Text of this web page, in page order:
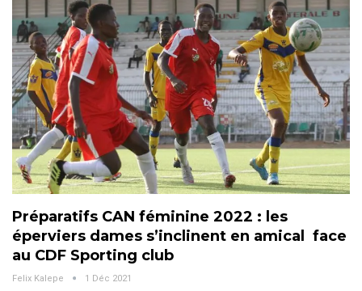
Préparatifs CAN féminine 2022 : les
éperviers dames s’inclinent en amical face
au CDF Sporting club
Felix Kalepe 1 Déc 2021